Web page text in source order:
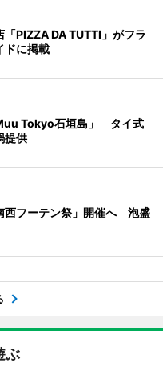
PIZZA DA TUTTI」がフラ
ドに掲載
Tokyo石垣島」 タイ式
提供
西フーテン祭」開催へ 泡盛
ぶ